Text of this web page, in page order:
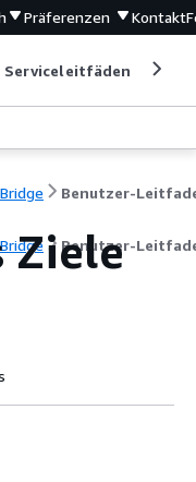
Präferenzen Kontakt
Serviceleitfäden
Benutzer-
Benutzer-
Ziele